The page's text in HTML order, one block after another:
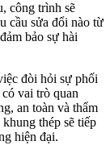
công trình sẽ
cầu sửa đổi nào từ
bảo sự hài
đòi hỏi sự phối
vai trò quan
an toàn và thẩm
thép sẽ tiếp
hiện đại.